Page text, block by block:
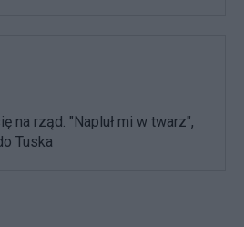
na rząd. "Napluł mi w twarz",
Tuska